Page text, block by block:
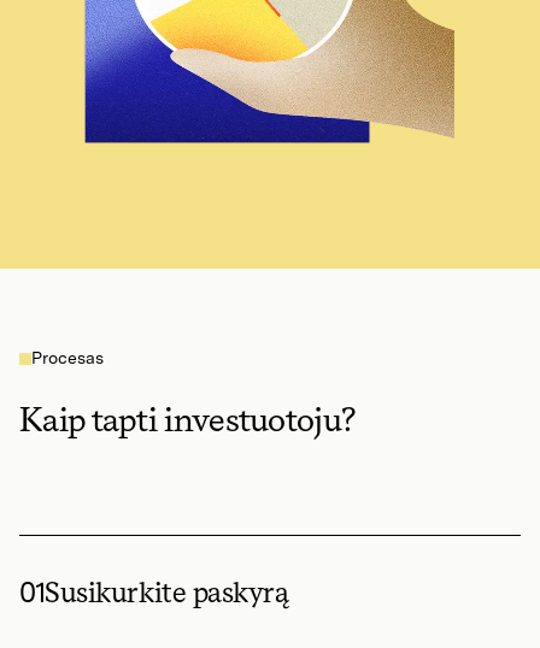
Procesas
Kaip tapti investuotoju?
01Susikurkite paskyrą